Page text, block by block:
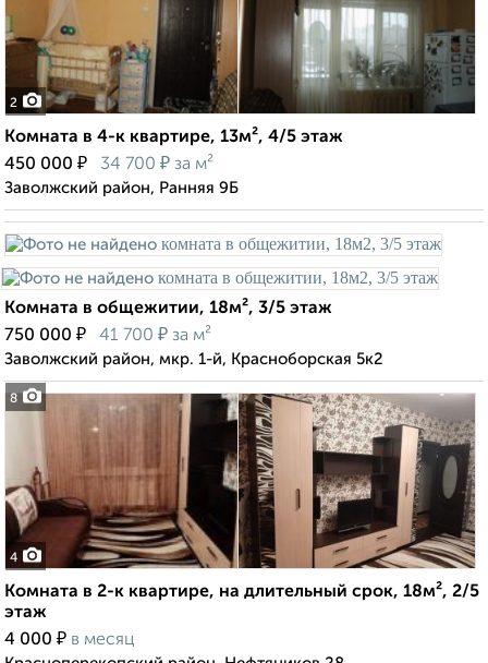
2
Комната в 4-к квартире, 13м², 4/5 этаж
450 000 ₽ 34 700 ₽ за м²
Заволжский район, Ранняя 9Б
8
Комната в общежитии, 18м², 3/5 этаж
750 000 ₽ 41 700 ₽ за м²
Заволжский район, мкр. 1-й, Красноборская 5к2
4
Комната в 2-к квартире, на длительный срок, 18м², 2/5
этаж
4 000 ₽ в месяц